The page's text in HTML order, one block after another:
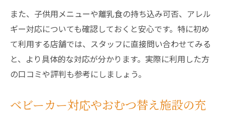
また、子供用メニューや離乳食の持ち込み可否、アレル
ギー対応についても確認しておくと安心です。特に初め
て利用する店舗では、スタッフに直接問い合わせてみる
と、より具体的な対応が分かります。実際に利用した方
の口コミや評判も参考にしましょう。
ベビーカー対応やおむつ替え施設の充